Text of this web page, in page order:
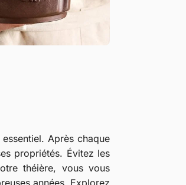
Après chaque
propriétés. Évitez les
théière, vous vous